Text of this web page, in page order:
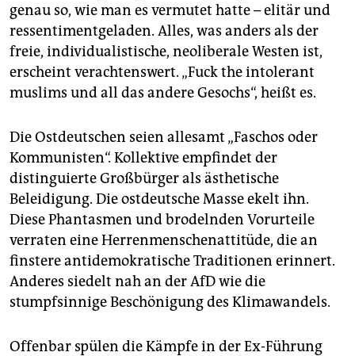
genau so, wie man es vermutet hatte – elitär und
ressentimentgeladen. Alles, was anders als der
freie, individualistische, neoliberale Westen ist,
erscheint verachtenswert. „Fuck the intolerant
muslims und all das andere Gesochs“, heißt es.
Die Ostdeutschen seien allesamt „Faschos oder
Kommunisten“. Kollektive empfindet der
distinguierte Großbürger als ästhetische
Beleidigung. Die ostdeutsche Masse ekelt ihn.
Diese Phantasmen und brodelnden Vorurteile
verraten eine Herrenmenschenattitüde, die an
finstere antidemokratische Traditionen erinnert.
Anderes siedelt nah an der AfD wie die
stumpfsinnige Beschönigung des Klimawandels.
Offenbar spülen die Kämpfe in der Ex-Führung